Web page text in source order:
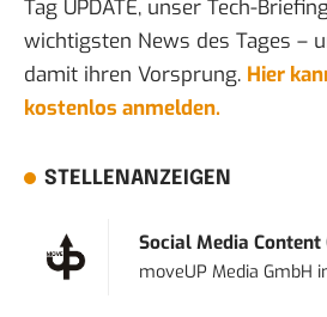
Tag UPDATE, unser Tech-
wichtigsten News des Tages –
damit ihren Vorsprung. Hier
kostenlos anmelden.
STELLENANZEIGEN
Social Media
moveUP Media GmbH